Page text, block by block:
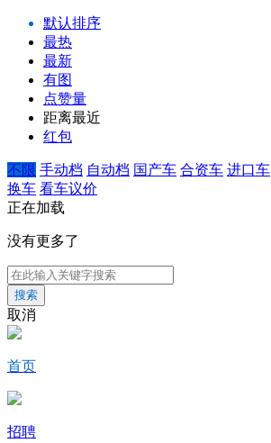
默认排序
最热
最新
有图
点赞量
距离最近
红包
不限 手动档 自动档 国产车 合资车 进口车
换车 看车议价
正在加载
没有更多了
搜索
取消
首页
招聘